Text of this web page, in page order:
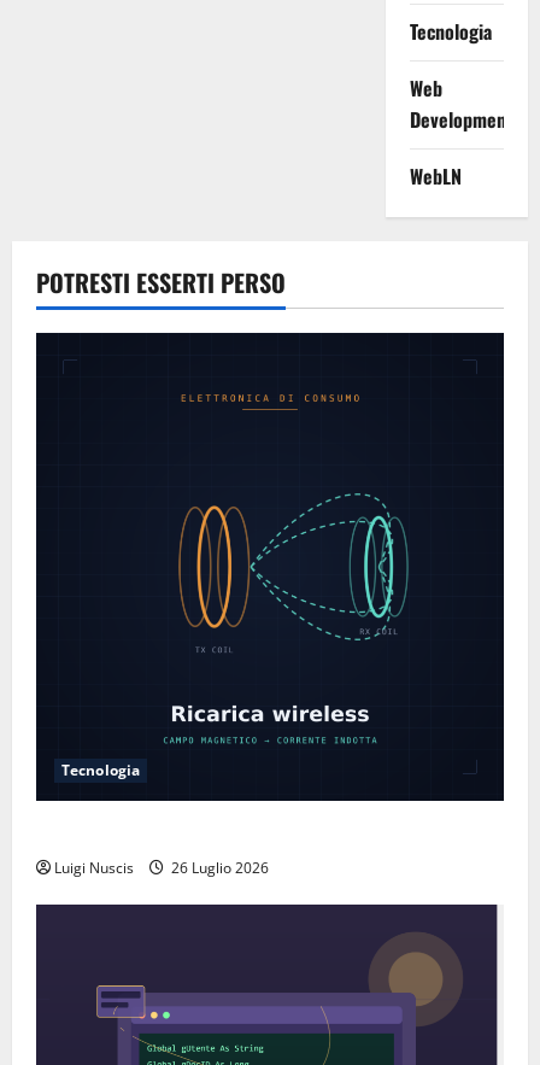
Tecnologia
Web
Development
WebLN
POTRESTI ESSERTI PERSO
Tecnologia
Luigi Nuscis 26 Luglio 2026